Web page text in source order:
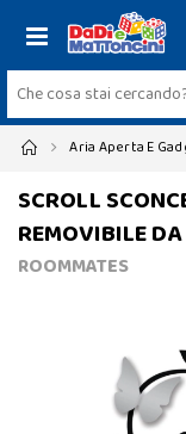
Aria Aperta E
SCROLL
REMOVIBILE
ROOMMATES